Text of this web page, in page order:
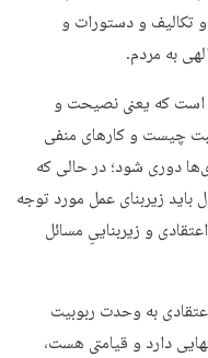
تکالیف و دستورات و
به مردم.
است که یعنی نصیحت و
چیست و کارهای منفی
دوری شود؛ در حالی که
باید زیربنای عمل مورد توجه
و زیربناییِ مسائل
به وحدت ربوبیت
دارد و قیامتی هست،